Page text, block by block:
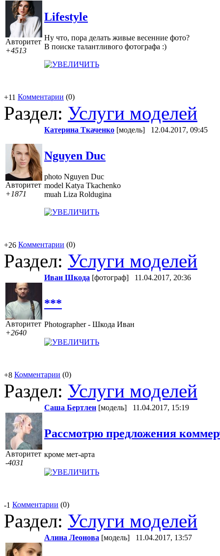
Авторитет
+4513
Lifestyle
Ну что, пора делать живые весенние фото?
В поиске талантливого фотографа :)
+11 Комментарии (0)
Раздел: Услуги моделей
Авторитет
+1871
Катерина Ткаченко [модель] 12.04.2017, 09:45
Nguyen Duc
photo Nguyen Duc
model Katya Tkachenko
muah Liza Roldugina
+26 Комментарии (0)
Раздел: Услуги моделей
Авторитет
+2640
Иван Шкода [фотограф] 11.04.2017, 20:36
***
Photographer - Шкода Иван
+8 Комментарии (0)
Раздел: Услуги моделей
Авторитет
-4031
Саша Бертлен [модель] 11.04.2017, 15:19
Рассмотрю предложения
кроме мет-арта
-1 Комментарии (0)
Раздел: Услуги моделей
Алина Леонова [модель] 11.04.2017, 13:57